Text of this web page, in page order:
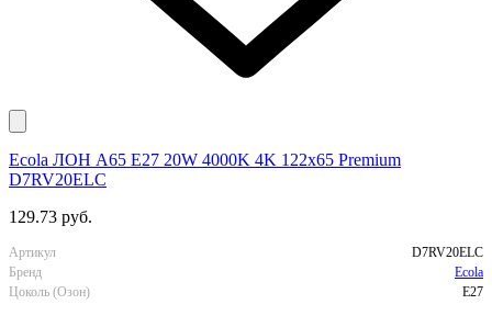
Ecola ЛОН A65 E27 20W 4000K 4K 122x65 Premium
D7RV20ELC
129.73 руб.
Артикул
D7RV20ELC
Бренд
Ecola
Цоколь (Озон)
E27